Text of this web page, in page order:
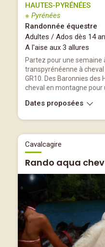
HAUTES-PYRÉNÉES
※ Pyrénées
Randonnée équestre
Adultes / Ados dès 14
A l'aise aux 3 allures
Partez pour une semaine
transpyrénéenne à
GR10. Des Baronnies des
cheval en montagne pour
Dates proposées
Cavalcagire
Rando aqua